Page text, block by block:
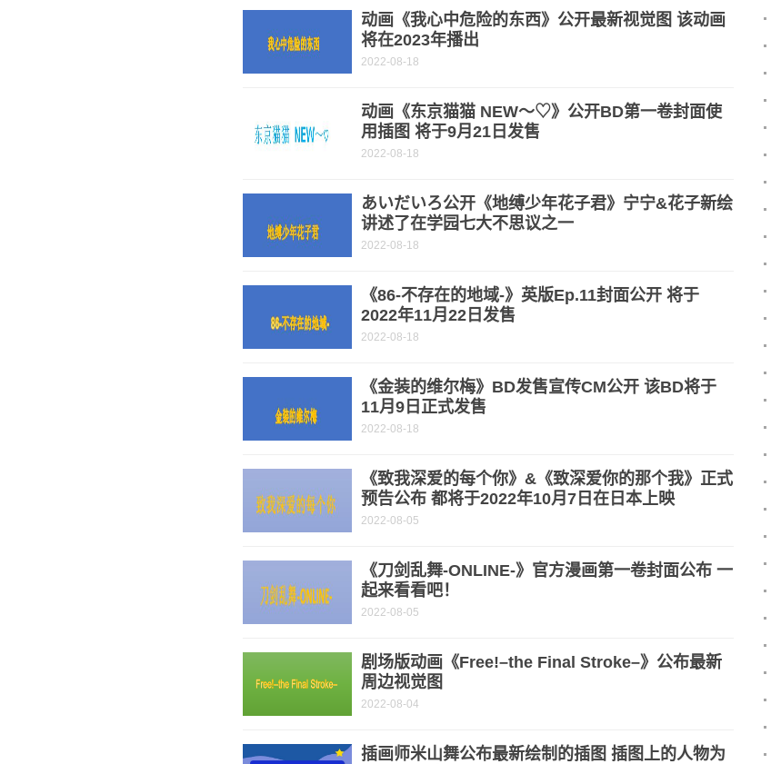
动画《我心中危险的东西》公开最新视觉图 该动画
将在2023年播出
2022-08-18
动画《东京猫猫 NEW～♡》公开BD第一卷封面使
用插图 将于9月21日发售
2022-08-18
あいだいろ公开《地缚少年花子君》宁宁&花子新绘
讲述了在学园七大不思议之一
2022-08-18
《86-不存在的地域-》英版Ep.11封面公开 将于
2022年11月22日发售
2022-08-18
《金装的维尔梅》BD发售宣传CM公开 该BD将于
11月9日正式发售
2022-08-18
《致我深爱的每个你》&《致深爱你的那个我》正式
预告公布 都将于2022年10月7日在日本上映
2022-08-05
《刀剑乱舞-ONLINE-》官方漫画第一卷封面公布 一
起来看看吧！
2022-08-05
剧场版动画《Free!–the Final Stroke–》公布最新
周边视觉图
2022-08-04
插画师米山舞公布最新绘制的插图 插图上的人物为